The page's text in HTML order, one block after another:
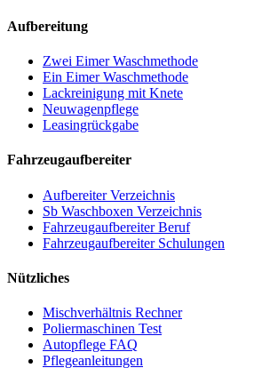
Aufbereitung
Zwei Eimer Waschmethode
Ein Eimer Waschmethode
Lackreinigung mit Knete
Neuwagenpflege
Leasingrückgabe
Fahrzeugaufbereiter
Aufbereiter Verzeichnis
Sb Waschboxen Verzeichnis
Fahrzeugaufbereiter Beruf
Fahrzeugaufbereiter Schulungen
Nützliches
Mischverhältnis Rechner
Poliermaschinen Test
Autopflege FAQ
Pflegeanleitungen